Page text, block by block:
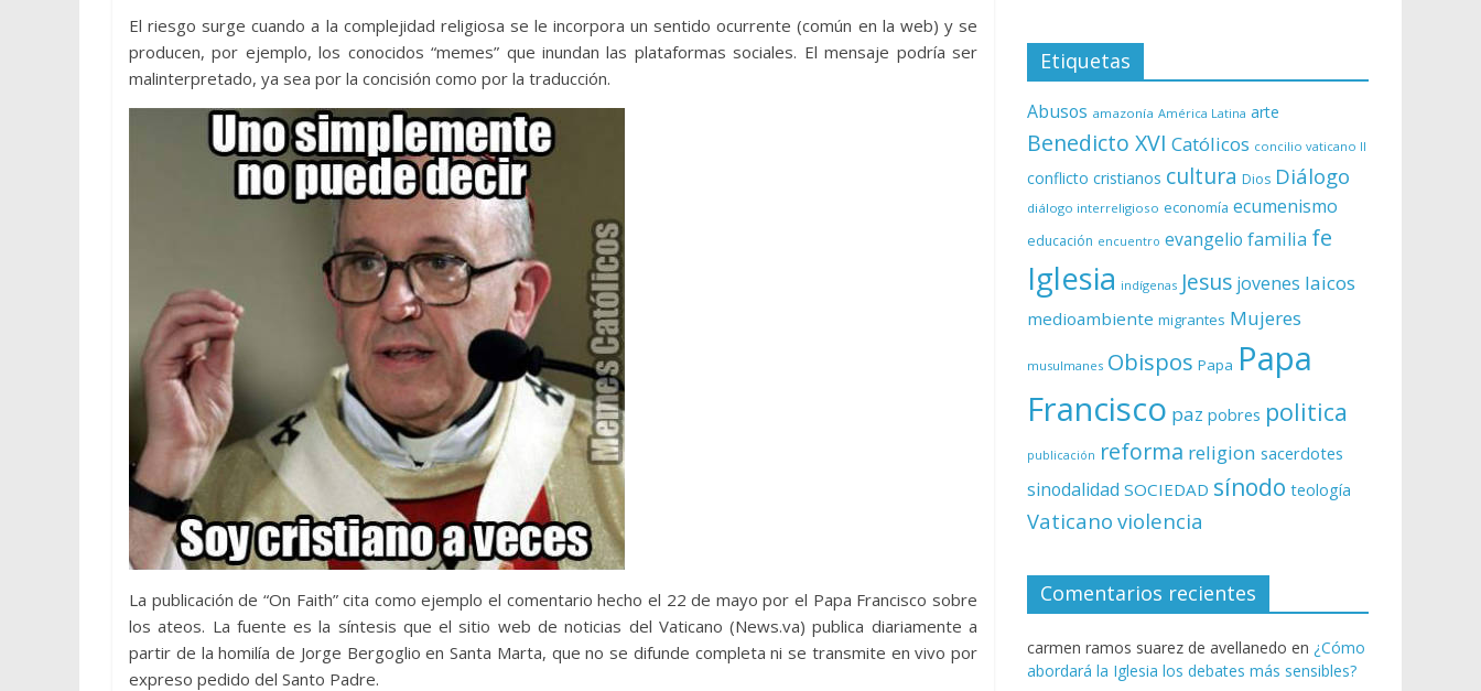
El riesgo surge cuando a la complejidad religiosa se le incorpora un sentido ocurrente (común en la web) y se
producen, por ejemplo, los conocidos “memes” que inundan las plataformas sociales. El mensaje podría ser
malinterpretado, ya sea por la concisión como por la traducción.
La publicación de “On Faith” cita como ejemplo el comentario hecho el 22 de mayo por el Papa Francisco sobre
los ateos. La fuente es la síntesis que el sitio web de noticias del Vaticano (News.va) publica diariamente a
partir de la homilía de Jorge Bergoglio en Santa Marta, que no se difunde completa ni se transmite en vivo por
expreso pedido del Santo Padre.
Etiquetas
Abusos amazonía América Latina arte
Benedicto XVI Católicos concilio vaticano II
conflicto cristianos cultura Dios Diálogo
diálogo interreligioso economía ecumenismo
educación encuentro evangelio familia fe
Iglesia indígenas Jesus jovenes laicos
medioambiente migrantes Mujeres
musulmanes Obispos Papa Papa
Francisco paz pobres politica
publicación reforma religion sacerdotes
sinodalidad SOCIEDAD sínodo teología
Vaticano violencia
Comentarios recientes
carmen ramos suarez de avellanedo en ¿Cómo
abordará la Iglesia los debates más sensibles?